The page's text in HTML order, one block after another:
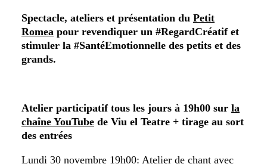
Spectacle, ateliers et présentation du Petit
Romea pour revendiquer un #RegardCréatif et
stimuler la #SantéEmotionnelle des petits et des
grands.
Atelier participatif tous les jours à 19h00 sur la
chaîne YouTube de Viu el Teatre + tirage au sort
des entrées
Lundi 30 novembre 19h00: Atelier de chant avec